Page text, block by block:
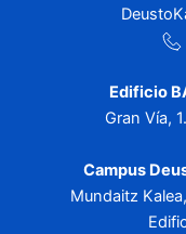
Edificio
Gran Vía,
Campus
Mundaitz